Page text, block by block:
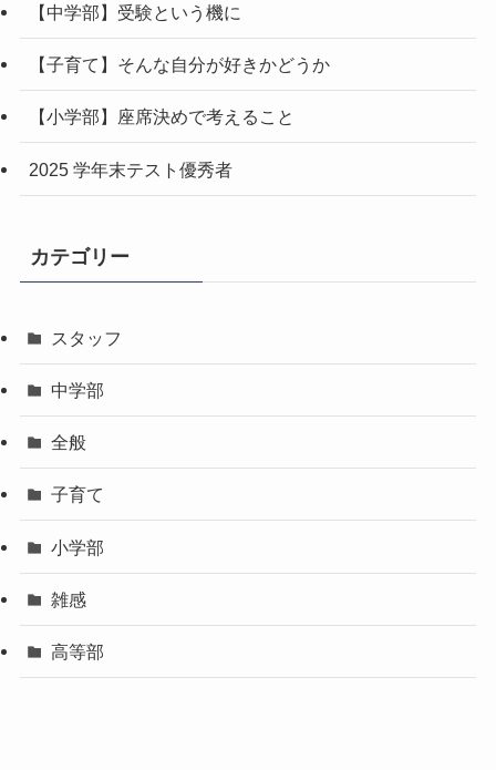
【中学部】受験という機に
【子育て】そんな自分が好きかどうか
【小学部】座席決めで考えること
2025 学年末テスト優秀者
カテゴリー
スタッフ
中学部
全般
子育て
小学部
雑感
高等部